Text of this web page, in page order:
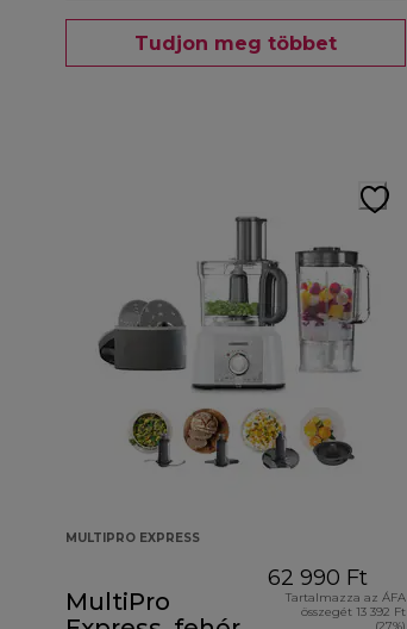
Tudjon meg többet
MULTIPRO EXPRESS
MultiPro
62 990 Ft
Tartalmazza az ÁFA
összegét 13 392 Ft